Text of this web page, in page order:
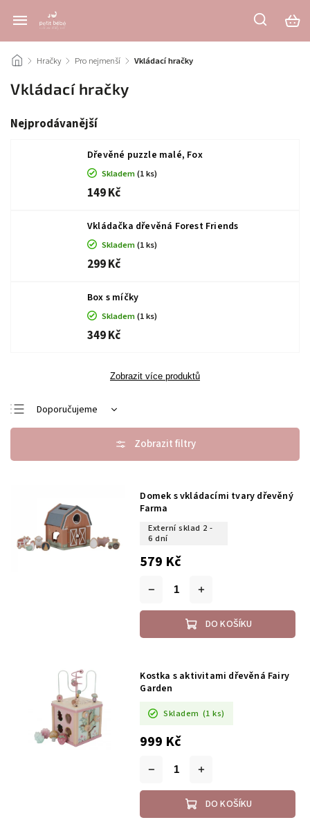
/ Hračky / Pro nejmenší / Vkládací hračky
Vkládací hračky
Nejprodávanější
Dřevěné puzzle malé, Fox
Skladem(1 ks)
149 Kč
Vkládačka dřevěná Forest Friends
Skladem(1 ks)
299 Kč
Box s míčky
Skladem(1 ks)
349 Kč
Zobrazit více produktů
Doporučujeme
Nejlevnější
Domek s vkládacími tvary dřevěný
Farma
Externí sklad 2 -
6 dní
579 Kč
DO KOŠÍKU
Kostka s aktivitami dřevěná Fairy
Garden
Skladem (1 ks)
999 Kč
DO KOŠÍKU